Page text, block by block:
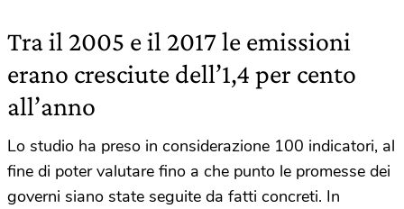
Tra il 2005 e il 2017 le emissioni
erano cresciute dell’1,4 per cento
all’anno
Lo studio ha preso in considerazione 100 indicatori, al
fine di poter valutare fino a che punto le promesse dei
governi siano state seguite da fatti concreti. In